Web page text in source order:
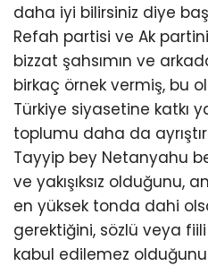
daha iyi bilirsiniz diye
Refah partisi ve Ak
bizzat şahsımın ve
birkaç örnek vermiş, bu
Türkiye siyasetine katkı
toplumu daha da
Tayyip bey Netanyahu
ve yakışıksız olduğunu,
en yüksek tonda dahi
gerektiğini, sözlü veya
kabul edilemez